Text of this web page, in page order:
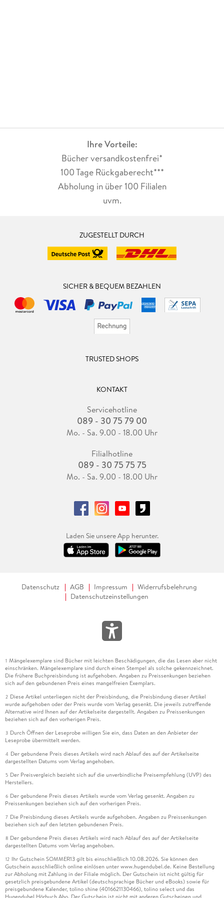
Ihre Vorteile:
Bücher versandkostenfrei*
100 Tage Rückgaberecht***
Abholung in über 100 Filialen
uvm.
ZUGESTELLT DURCH
SICHER & BEQUEM BEZAHLEN
TRUSTED SHOPS
KONTAKT
Servicehotline
089 - 30 75 79 00
Mo. - Sa. 9.00 - 18.00 Uhr
Filialhotline
089 - 30 75 75 75
Mo. - Sa. 9.00 - 18.00 Uhr
Laden Sie unsere App herunter.
Datenschutz AGB Impressum
Widerrufsbelehrung
Datenschutzeinstellungen
1 Mängelexemplare sind Bücher mit leichten Beschädigungen, die das Lesen aber nicht
einschränken. Mängelexemplare sind durch einen Stempel als solche gekennzeichnet.
Die frühere Buchpreisbindung ist aufgehoben. Angaben zu Preissenkungen beziehen
sich auf den gebundenen Preis eines mangelfreien Exemplars.
2 Diese Artikel unterliegen nicht der Preisbindung, die Preisbindung dieser Artikel
wurde aufgehoben oder der Preis wurde vom Verlag gesenkt. Die jeweils zutreffende
Alternative wird Ihnen auf der Artikelseite dargestellt. Angaben zu Preissenkungen
beziehen sich auf den vorherigen Preis.
3 Durch Öffnen der Leseprobe willigen Sie ein, dass Daten an den Anbieter der
Leseprobe übermittelt werden.
4 Der gebundene Preis dieses Artikels wird nach Ablauf des auf der Artikelseite
dargestellten Datums vom Verlag angehoben.
5 Der Preisvergleich bezieht sich auf die unverbindliche Preisempfehlung (UVP) des
Herstellers.
6 Der gebundene Preis dieses Artikels wurde vom Verlag gesenkt. Angaben zu
Preissenkungen beziehen sich auf den vorherigen Preis.
7 Die Preisbindung dieses Artikels wurde aufgehoben. Angaben zu Preissenkungen
beziehen sich auf den letzten gebundenen Preis.
8 Der gebundene Preis dieses Artikels wird nach Ablauf des auf der Artikelseite
dargestellten Datums vom Verlag angehoben.
12 Ihr Gutschein SOMMER13 gilt bis einschließlich 10.08.2026. Sie können den
Gutschein ausschließlich online einlösen unter www.hugendubel.de. Keine Bestellung
zur Abholung mit Zahlung in der Filiale möglich. Der Gutschein ist nicht gültig für
gesetzlich preisgebundene Artikel (deutschsprachige Bücher und eBooks) sowie für
preisgebundene Kalender, tolino shine (4016621130466), tolino select und das
Hugendubel Hörbuch Abo. Der Gutschein ist nicht mit anderen Gutscheinen und